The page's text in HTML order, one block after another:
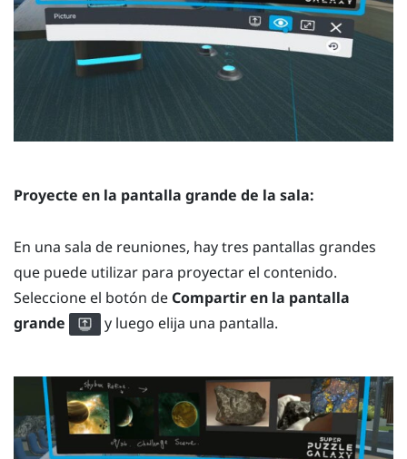
Proyecte en la pantalla grande de la sala:
En una sala de reuniones, hay tres pantallas grandes
que puede utilizar para proyectar el contenido.
Seleccione el botón de Compartir en la pantalla
grande
y luego elija una pantalla.